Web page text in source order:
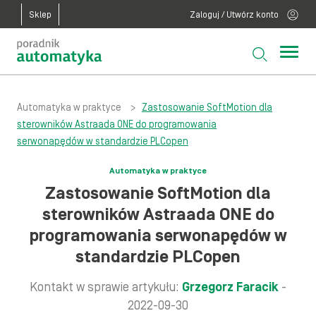
Sklep Zaloguj / Utwórz konto
Automatyka w praktyce >
Zastosowanie SoftMotion dla
sterowników Astraada ONE do programowania
serwonapędów w standardzie PLCopen
Automatyka w praktyce
Zastosowanie SoftMotion dla
sterowników Astraada ONE do
programowania serwonapędów w
standardzie PLCopen
Kontakt w sprawie artykułu: Grzegorz Faracik -
2022-09-30